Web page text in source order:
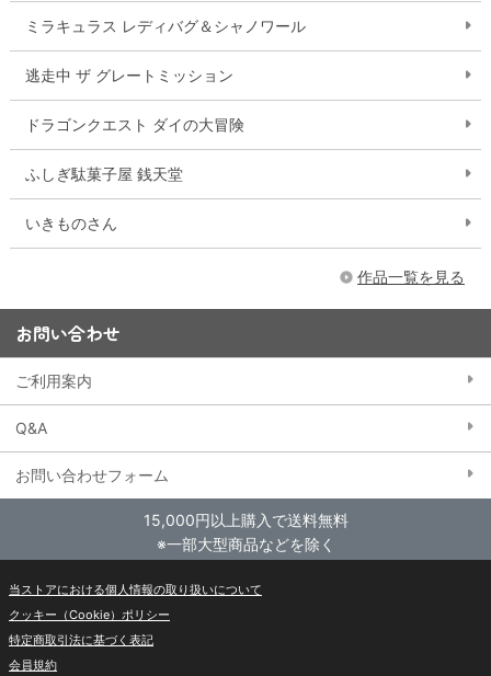
ミラキュラス レディバグ＆シャノワール
逃走中 ザ グレートミッション
ドラゴンクエスト ダイの大冒険
ふしぎ駄菓子屋 銭天堂
いきものさん
作品一覧を見る
お問い合わせ
ご利用案内
Q&A
お問い合わせフォーム
15,000円以上購入で送料無料
※一部大型商品などを除く
当ストアにおける個人情報の取り扱いについて
クッキー（Cookie）ポリシー
特定商取引法に基づく表記
会員規約